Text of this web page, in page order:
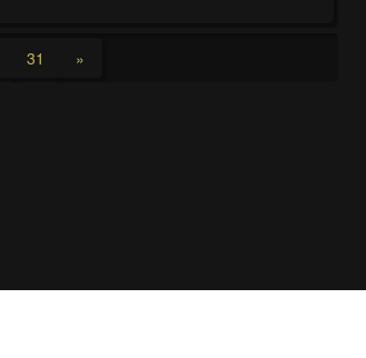
31 »